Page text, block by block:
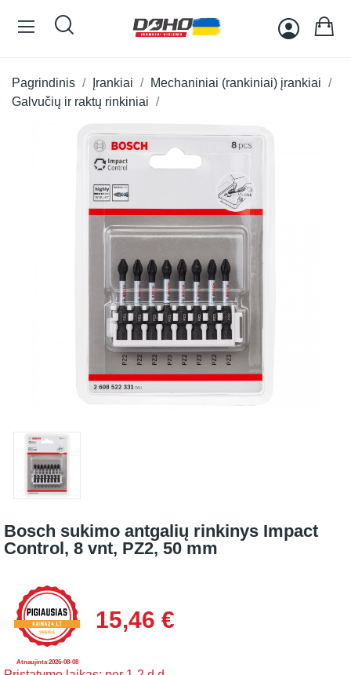
Pagrindinis Įrankiai
Mechaniniai (rankiniai) įrankiai
Galvučių ir raktų rinkiniai
Bosch sukimo antgalių rinkinys Impact
Control, 8 vnt, PZ2, 50 mm
15,46 €
Atnaujinta 2026-08-08